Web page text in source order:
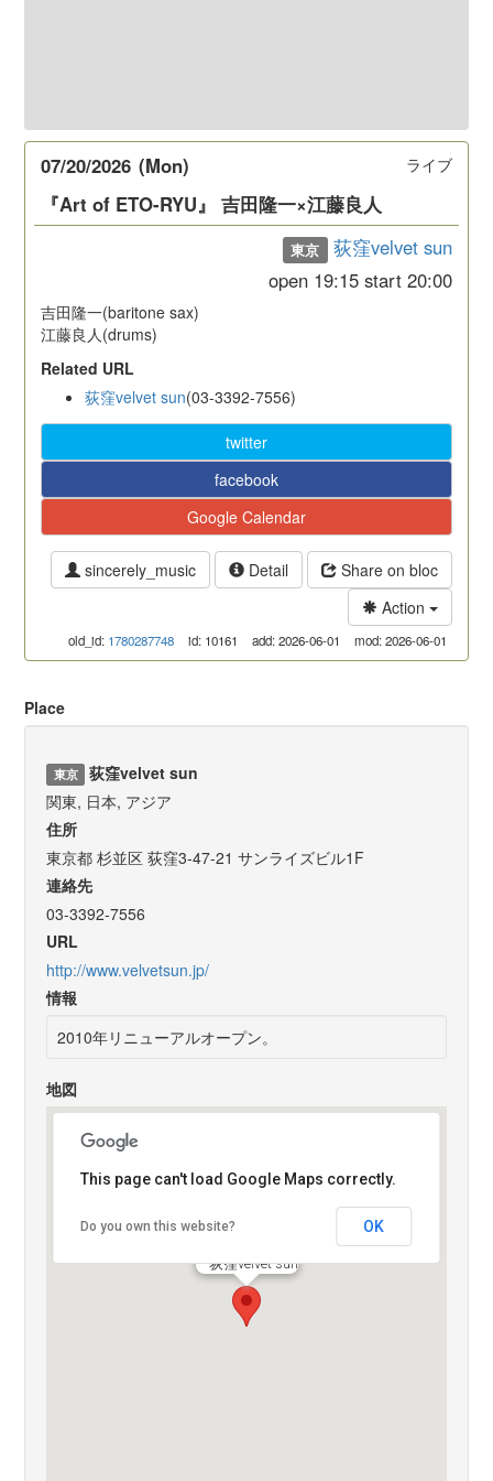
ライブ
07/20/2026 (Mon)
『Art of ETO-RYU』 吉田隆一×江藤良人
東京
荻窪velvet sun
open 19:15 start 20:00
吉田隆一(baritone sax)
江藤良人(drums)
Related URL
荻窪velvet sun(03-3392-7556)
twitter
facebook
Google Calendar
sincerely_music Detail
Share on bloc
Action
old_id: 1780287748 id: 10161 add: 2026-06-01 mod: 2026-06-01
Place
東京 荻窪velvet sun
関東, 日本, アジア
住所
東京都 杉並区 荻窪3-47-21 サンライズビル1F
連絡先
03-3392-7556
URL
http://www.velvetsun.jp/
情報
2010年リニューアルオープン。
地図
荻窪velvet sun
This page can't load Google Maps correctly.
Do you own this website? OK